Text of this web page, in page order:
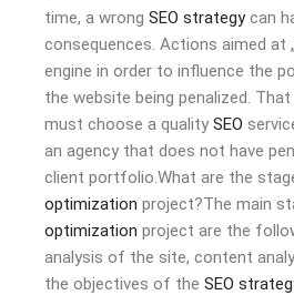
time, a wrong SEO strategycan
consequences. Actions aimed at
engine in order to influence the
the website being penalized.
must choose a quality SEO
an agency that does not have
client portfolio.What are the
optimization project?The main
optimization project are the
analysis of the site, content
the objectives of the SEO